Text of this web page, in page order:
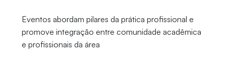
Eventos abordam pilares da prática profissional e
promove integração entre comunidade acadêmica
e profissionais da área